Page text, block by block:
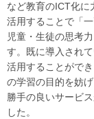
など教育のICT化に
活用することで「
児童・生徒の思考
す。既に導入され
活用することがで
の学習の目的を妨
勝手の良いサービ
した。